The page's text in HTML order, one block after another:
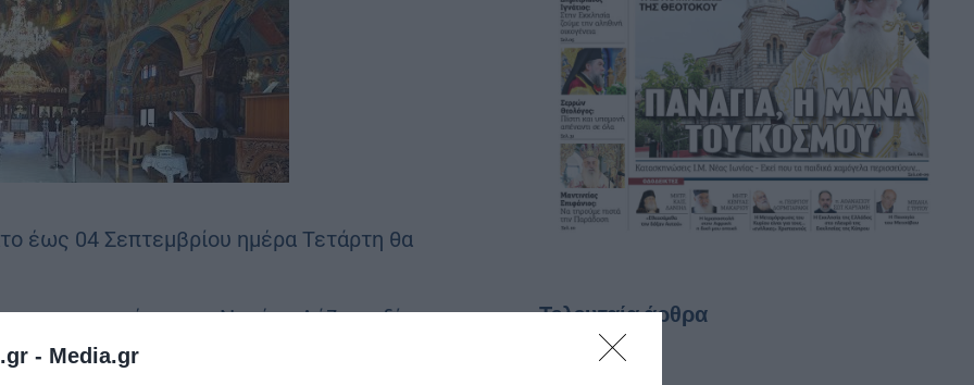
- Media.gr
έως 04 Σεπτεμβρίου ημέρα Τετάρτη θα
στον εφημέριο του Ναού π. Λάζαρο, δίνοντας
εν Χριστώ αδελφών προς μνημόνευση στην
Τελευταία άρθρα